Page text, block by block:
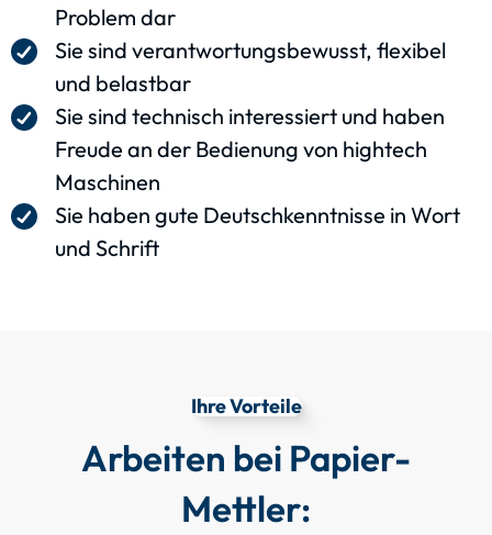
Problem dar
Sie sind verantwortungsbewusst, flexibel
und belastbar
Sie sind technisch interessiert und haben
Freude an der Bedienung von hightech
Maschinen
Sie haben gute Deutschkenntnisse in Wort
und Schrift
Ihre Vorteile
Arbeiten bei Papier-
Mettler: